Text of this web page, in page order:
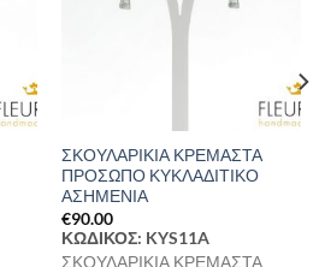
ΣΚΟΥΛΑΡΙΚΙΑ ΚΡΕΜΑΣΤΑ
ΠΡΟΣΩΠΟ ΚΥΚΛΑΔΙΤΙΚΟ
ΑΣΗΜΕΝΙΑ
€90.00
ΚΩΔΙΚΟΣ: KYS11A
ΣΚΟΥΛΑΡΙΚΙΑ ΚΡΕΜΑΣΤΑ